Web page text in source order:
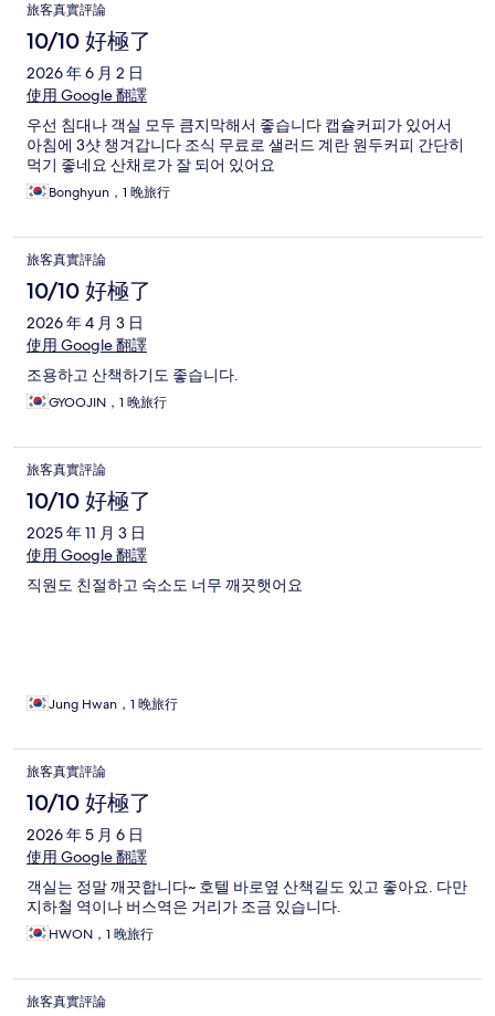
旅客真實評論
10/10 好極了
2026 年 6 月 2 日
使用 Google 翻譯
우선 침대나 객실 모두 큼지막해서 좋습니다 캡슐커피가 있어서
아침에 3샷 챙겨갑니다 조식 무료로 샐러드 계란 원두커피 간단히
먹기 좋네요 산채로가 잘 되어 있어요
Bonghyun，1 晚旅行
旅客真實評論
10/10 好極了
2026 年 4 月 3 日
使用 Google 翻譯
조용하고 산책하기도 좋습니다.
GYOOJIN，1 晚旅行
旅客真實評論
10/10 好極了
2025 年 11 月 3 日
使用 Google 翻譯
직원도 친절하고 숙소도 너무 깨끗햇어요
Jung Hwan，1 晚旅行
旅客真實評論
10/10 好極了
2026 年 5 月 6 日
使用 Google 翻譯
객실는 정말 깨끗합니다~ 호텔 바로옆 산책길도 있고 좋아요. 다만
지하철 역이나 버스역은 거리가 조금 있습니다.
HWON，1 晚旅行
旅客真實評論